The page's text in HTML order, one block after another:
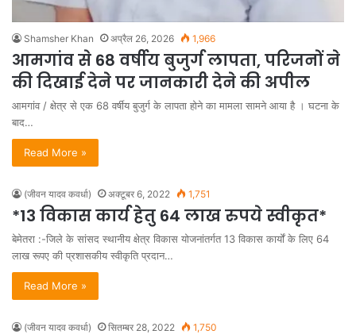
Shamsher Khan अप्रैल 26, 2026 1,966
आमगांव से 68 वर्षीय बुजुर्ग लापता, परिजनों ने
की दिखाई देने पर जानकारी देने की अपील
आमगांव / क्षेत्र से एक 68 वर्षीय बुजुर्ग के लापता होने का मामला सामने आया है । घटना के
बाद…
Read More »
(जीवन यादव कवर्धा) अक्टूबर 6, 2022 1,751
*13 विकास कार्य हेतु 64 लाख रुपये स्वीकृत*
बेमेतरा :-जिले के सांसद स्थानीय क्षेत्र विकास योजनांतर्गत 13 विकास कार्यों के लिए 64
लाख रूपए की प्रशासकीय स्वीकृति प्रदान…
Read More »
(जीवन यादव कवर्धा) सितम्बर 28, 2022 1,750